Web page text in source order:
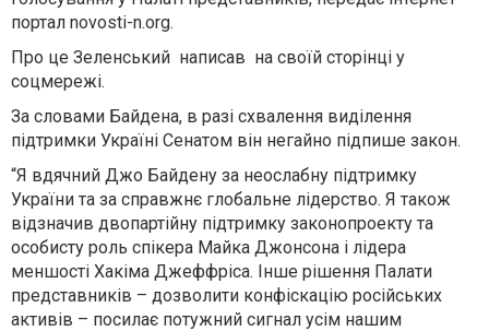
портал novosti-n.org.
Про це Зеленський написав на своїй сторінці у
соцмережі.
За словами Байдена, в разі схвалення виділення
підтримки Україні Сенатом він негайно підпише закон.
“Я вдячний Джо Байдену за неослабну підтримку
України та за справжнє глобальне лідерство. Я також
відзначив двопартійну підтримку законопроекту та
особисту роль спікера Майка Джонсона і лідера
меншості Хакіма Джеффріса. Інше рішення Палати
представників – дозволити конфіскацію російських
активів – посилає потужний сигнал усім нашим